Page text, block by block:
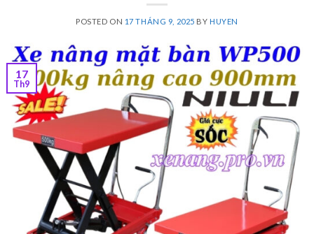
POSTED ON 17 THÁNG 9, 2025 BY HUYEN
17
Th9